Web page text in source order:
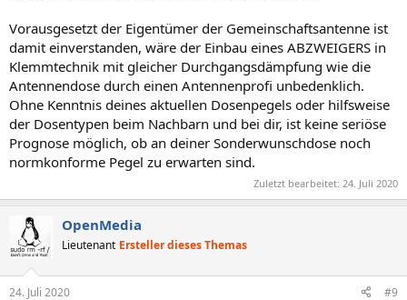
Vorausgesetzt der Eigentümer der Gemeinschaftsantenne ist
damit einverstanden, wäre der Einbau eines ABZWEIGERS in
Klemmtechnik mit gleicher Durchgangsdämpfung wie die
Antennendose durch einen Antennenprofi unbedenklich.
Ohne Kenntnis deines aktuellen Dosenpegels oder hilfsweise
der Dosentypen beim Nachbarn und bei dir, ist keine seriöse
Prognose möglich, ob an deiner Sonderwunschdose noch
normkonforme Pegel zu erwarten sind.
Zuletzt bearbeitet: 24. Juli 2020
OpenMedia
Lieutenant Ersteller dieses Themas
24. Juli 2020 #9